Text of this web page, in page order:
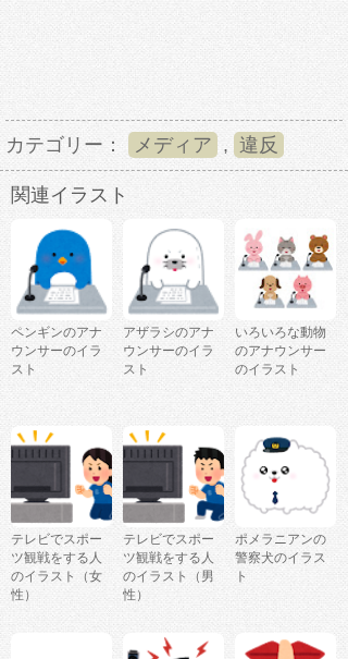
カテゴリー： メディア , 違反
関連イラスト
ペンギンのアナ
ウンサーのイラ
スト
アザラシのアナ
ウンサーのイラ
スト
いろいろな動物
のアナウンサー
のイラスト
テレビでスポー
ツ観戦をする人
のイラスト（女
性）
テレビでスポー
ツ観戦をする人
のイラスト（男
性）
ポメラニアンの
警察犬のイラス
ト